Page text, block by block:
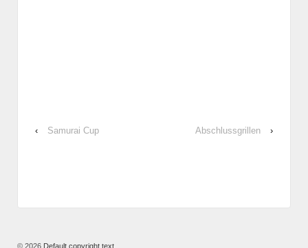
‹ Samurai Cup Abschlussgrillen ›
© 2026 Default copyright text